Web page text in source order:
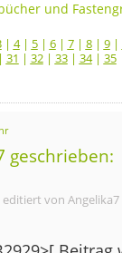
und
| 4| 5| 6| 7| 8| 9|
31 | 32| 33| 34| 35|
geschrieben:
von Angelika7